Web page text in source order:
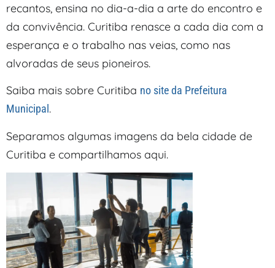
recantos, ensina no dia-a-dia a arte do encontro e
da convivência. Curitiba renasce a cada dia com a
esperança e o trabalho nas veias, como nas
alvoradas de seus pioneiros.
Saiba mais sobre Curitiba no site da Prefeitura
Municipal .
Separamos algumas imagens da bela cidade de
Curitiba e compartilhamos aqui.